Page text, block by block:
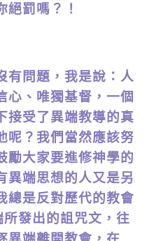
絕罰嗎？！
有問題，我是說：人
心、唯獨基督，一個
接受了異端教導的真
呢？我們當然應該努
勵大家要進修神學的
異端思想的人又是另
總是反對歷代的教會
發出的詛咒文，往